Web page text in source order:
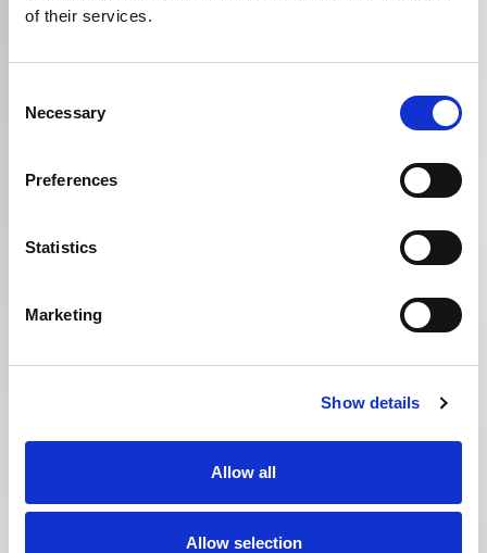
of their services.
Selection
Necessary
Preferences
Statistics
Marketing
Show details
Allow all
Allow selection
Nome *
e-mail *
Telefono *
Città *